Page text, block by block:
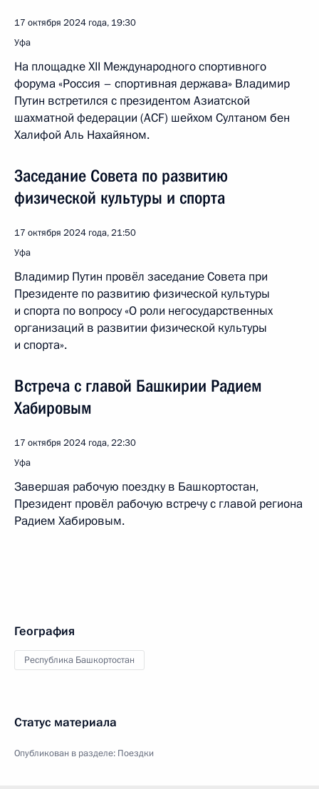
17 октября 2024 года, 19:30
Уфа
На площадке XII Международного спортивного
форума «Россия – спортивная держава» Владимир
Путин встретился с президентом Азиатской
шахматной федерации (ACF) шейхом Султаном бен
Халифой Аль Нахайяном.
Заседание Совета по развитию
физической культуры и спорта
17 октября 2024 года, 21:50
Уфа
Владимир Путин провёл заседание Совета при
Президенте по развитию физической культуры
и спорта по вопросу «О роли негосударственных
организаций в развитии физической культуры
и спорта».
Встреча с главой Башкирии Радием
Хабировым
17 октября 2024 года, 22:30
Уфа
Завершая рабочую поездку в Башкортостан,
Президент провёл рабочую встречу с главой региона
Радием Хабировым.
География
Республика Башкортостан
Статус материала
Опубликован в разделе: Поездки